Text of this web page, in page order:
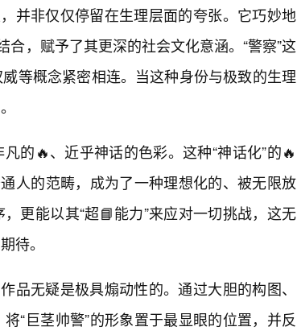
并非仅仅停留在生理层面的夸张。它巧妙地
合，赋予了其更深的社会文化意涵。“警察”这
等概念紧密相连。当这种身份与极致的生理
的🔥、近乎神话的色彩。这种“神话化”的🔥
人的范畴，成为了一种理想化的、被无限放
更能以其“超📘能力”来应对一切挑战，这无
待。
品无疑是极具煽动性的。通过大胆的构图、
“巨茎帅警”的形象置于最显眼的位置，并反